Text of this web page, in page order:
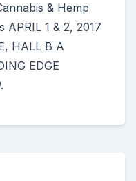
& Hemp
APRIL 1 & 2, 2017
HALL B A
EDGE